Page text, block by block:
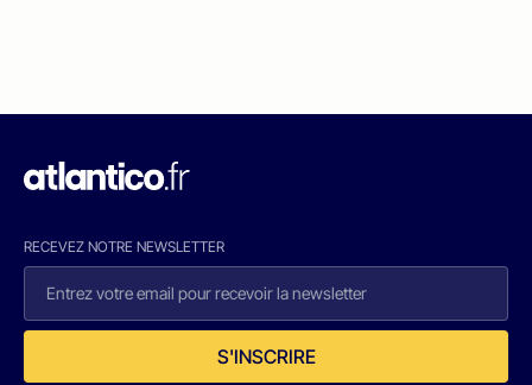
RECEVEZ NOTRE NEWSLETTER
S'INSCRIRE